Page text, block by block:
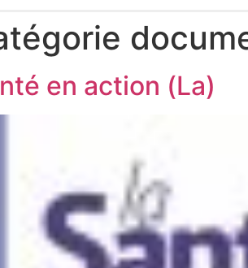
en action (La)